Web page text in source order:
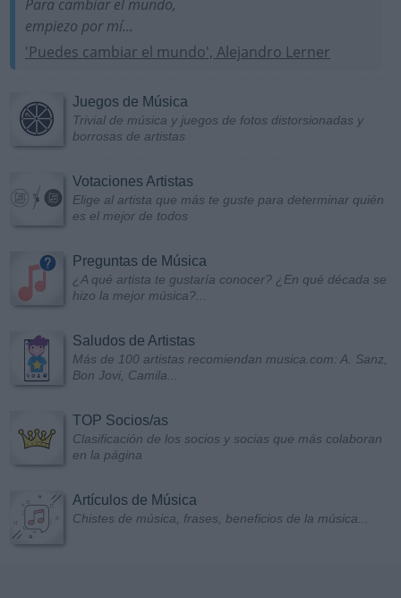
Para cambiar el mundo,
empiezo por mí...
'Puedes cambiar el mundo', Alejandro Lerner
Juegos de Música
Trivial de música y juegos de fotos distorsionadas y
borrosas de artistas
Votaciones Artistas
Elige al artista que más te guste para determinar quién
es el mejor de todos
Preguntas de Música
¿A qué artista te gustaría conocer? ¿En qué década se
hizo la mejor música?...
Saludos de Artistas
Más de 100 artistas recomiendan musica.com: A. Sanz,
Bon Jovi, Camila...
TOP Socios/as
Clasificación de los socios y socias que más colaboran
en la página
Artículos de Música
Chistes de música, frases, beneficios de la música...